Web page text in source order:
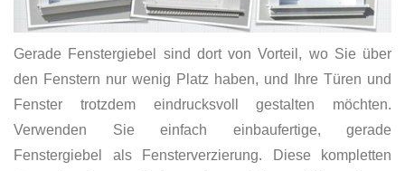
Gerade Fenstergiebel sind dort von Vorteil, wo Sie über
den Fenstern nur wenig Platz haben, und Ihre Türen und
Fenster trotzdem eindrucksvoll gestalten möchten.
Verwenden Sie einfach einbaufertige, gerade
Fenstergiebel als Fensterverzierung. Diese kompletten